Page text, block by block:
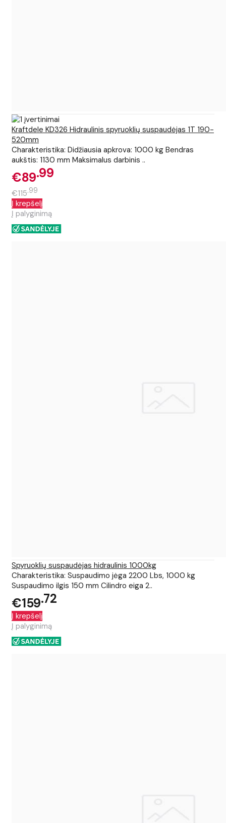
Kraftdele KD326 Hidraulinis spyruoklių suspaudėjas 1T 190-
520mm
Charakteristika: Didžiausia apkrova: 1000 kg Bendras
aukštis: 1130 mm Maksimalus darbinis ..
€89 99
€115 99
Į krepšelį
Į palyginimą
Spyruoklių suspaudėjas hidraulinis 1000kg
Charakteristika: Suspaudimo jėga 2200 Lbs, 1000 kg
Suspaudimo ilgis 150 mm Cilindro eiga 2..
€159 72
Į krepšelį
Į palyginimą